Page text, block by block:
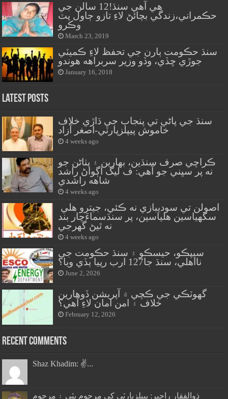
هي آهي سنڌ!12 سالن جي
حڪمراني،زندگي بچائڻ لاءِ تازو ڄاول پٽ
وڪرو
March 23, 2019
سنڌ حڪومت ٻارن جي تحفظ لاءِ ڪميٽي
جوڙي ڇڏي، وڏو وزير سربراهه هوندو
January 16, 2018
Latest Posts
سنڌ جي پاڻي تي پنجاب جي ڌاڙي خلاف
خاموش پيپلزپارٽي-اصغر آزاد
4 weeks ago
ڪراچي صرف سنڌين، بهارين ۽ پٺاڻن جو
نه پر سڀني جو آهي: ف ليگ اڳواڻ راشد
شاهه راشدي
4 weeks ago
سگهياسين هلياسين، پر سنڌسماءَچار بند
نه ٿيڻ گهرجي
4 weeks ago
سيپڪو، حيسڪو ۽ سنڌ حڪومت جي
نااهلي، سنڌ جا127 ارب رپيا ٻڏي ويا؟
June 2, 2026
گهوٽڪي جي ڪچي ۾ آپريشن ڏوهارين
خلاف ۽ امن امان لاءِ آهي؟
February 12, 2026
Recent Comments
Shaz Khadim: ✌️...
ذوالفقار راڄپر: پيپلزپارٽي کي مرحوم ڀٽي ۽ مرحوم